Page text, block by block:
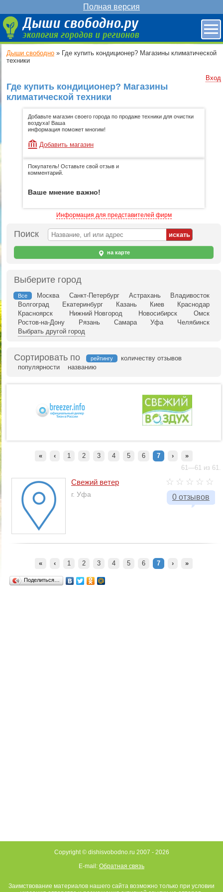
Полная версия
Дыши свободно » Где купить кондиционер? Магазины климатической
техники
Вход
Где купить кондиционер? Магазины
климатической техники
Добавьте магазин своего города по продаже техники для очистки
воздуха! Ваша
информация поможет многим!
Добавить магазин
Покупатель! Оставьте свой отзыв и
комментарий.
Ваше мнение важно!
Информация для представителей фирм
Поиск
на карте
Выберите город
Все Москва Санкт-Петербург Астрахань
Владивосток
Волгоград
Екатеринбург Казань Киев
Краснодар
Красноярск
Нижний Новгород Новосибирск
Омск
Ростов-на-Дону
Рязань Самара Уфа
Челябинск
Выбрать другой город
Сортировать по рейтингу
количеству отзывов
популярности
названию
« ‹ 1 2 3 4 5 6 7 ›
»
61—61 из 61.
0 отзывов
Свежий ветер
г. Уфа
« ‹ 1 2 3 4 5 6 7 › »
Поделиться…
Copyright © dishisvobodno.ru 2007 - 2026
E-mail: Обратная связь
Заимствование материалов нашего сайта возможно только при условии